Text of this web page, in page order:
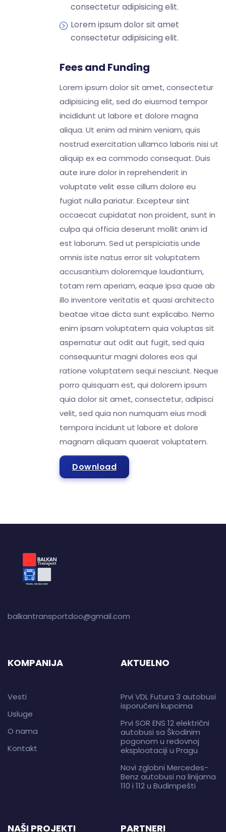
consectetur adipisicing elit.
Lorem ipsum dolor sit amet
consectetur adipisicing elit.
Fees and Funding
Lorem ipsum dolor sit amet, consectetur
adipisicing elit, sed do eiusmod tempor
incididunt ut labore et dolore magna
aliqua. Ut enim ad minim veniam, quis
nostrud exercitation ullamco laboris nisi ut
aliquip ex ea commodo consequat. Duis
aute irure dolor in reprehenderit in
voluptate velit esse cillum dolore eu
fugiat nulla pariatur. Excepteur sint
occaecat cupidatat non proident, sunt in
culpa qui officia deserunt mollit anim id
est laborum. Sed ut perspiciatis unde
omnis iste natus error sit voluptatem
accusantium doloremque laudantium,
totam rem aperiam, eaque ipsa quae ab
illo inventore veritatis et quasi architecto
beatae vitae dicta sunt explicabo. Nemo
enim ipsam voluptatem quia voluptas sit
aspernatur aut odit aut fugit, sed quia
consequuntur magni dolores eos qui
ratione voluptatem sequi nesciunt. Neque
porro quisquam est, qui dolorem ipsum
quia dolor sit amet, consectetur, adipisci
velit, sed quia non numquam eius modi
tempora incidunt ut labore et dolore
magnam aliquam quaerat voluptatem.
Download
balkantransportdoo@gmail.com
KOMPANIJA
Vesti
Usluge
O nama
Kontakt
AKTUELNO
Prvi VDL Futura 3 autobusi
isporučeni kupcima
Prvi SOR ENS 12 električni
autobusi sa Škodinim
pogonom u redovnoj
eksploataciji u Pragu
Novi zglobni Mercedes-
Benz autobusi na linijama
110 i 112 u Budimpešti
NAŠI PROJEKTI PARTNERI